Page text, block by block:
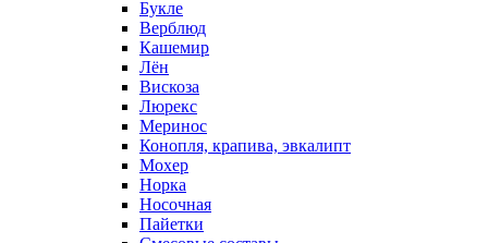
Букле
Верблюд
Кашемир
Лён
Вискоза
Люрекс
Меринос
Конопля, крапива, эвкалипт
Мохер
Норка
Носочная
Пайетки